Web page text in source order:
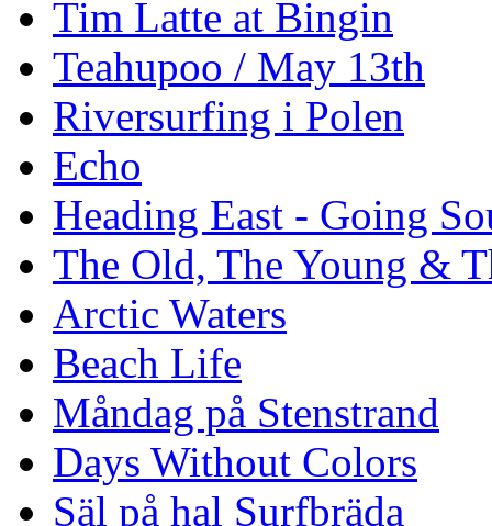
Tim Latte at Bingin
Teahupoo / May 13th
Riversurfing i Polen
Echo
Heading East - Going
The Old, The Young &
Arctic Waters
Beach Life
Måndag på Stenstrand
Days Without Colors
Säl på hal Surfbräda